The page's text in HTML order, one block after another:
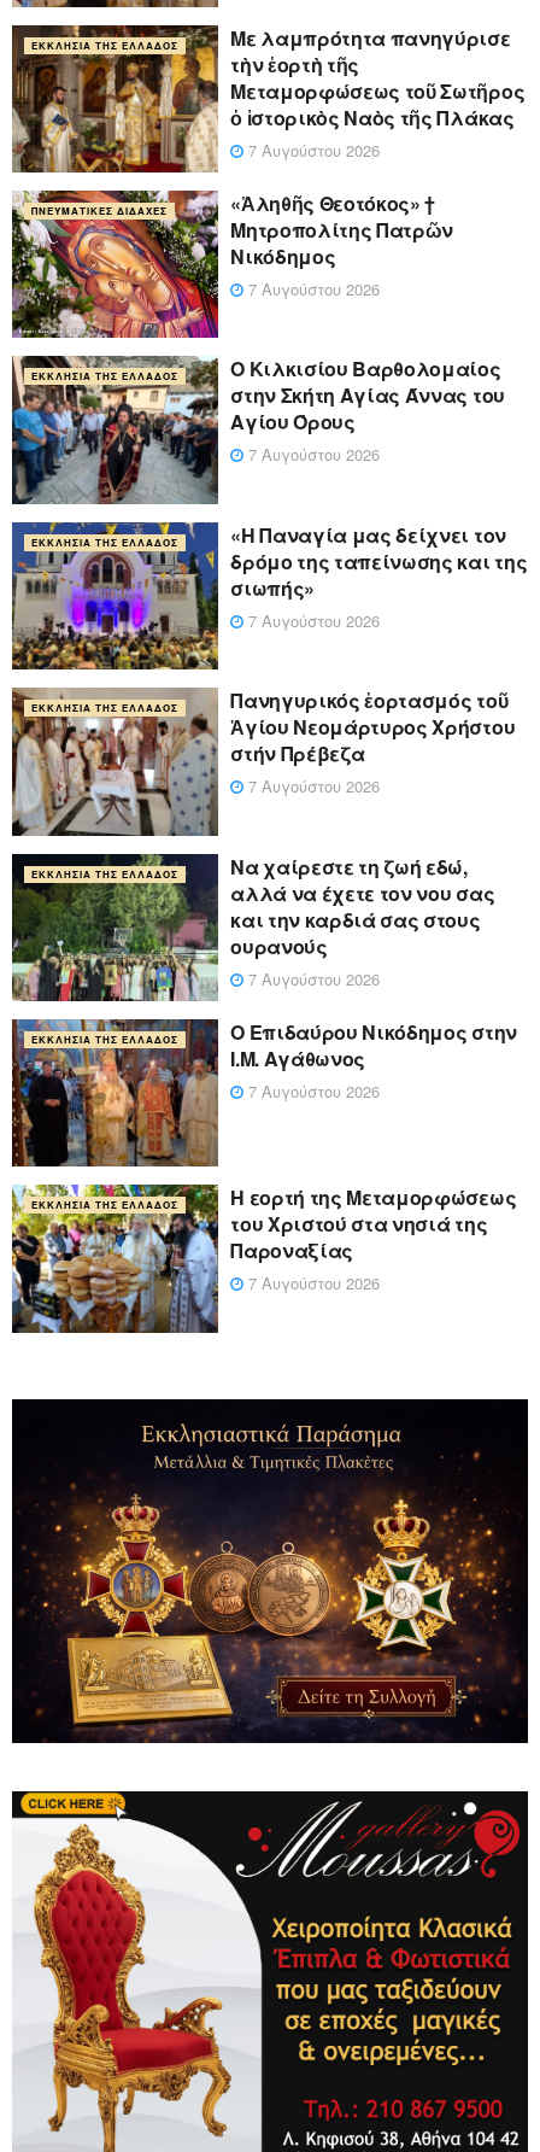
ΕΚΚΛΗΣΊΑ ΤΗΣ ΕΛΛΆΔΟΣ
Με λαμπρότητα πανηγύρισε
τὴν ἑορτὴ τῆς
Μεταμορφώσεως τοῦ Σωτῆρος
ὁ ἱστορικὸς Ναὸς τῆς Πλάκας
7 Αυγούστου 2026
ΠΝΕΥΜΑΤΙΚΈΣ ΔΙΔΑΧΈΣ
«Ἀληθῆς Θεοτόκος» †
Μητροπολίτης Πατρῶν
Νικόδημος
7 Αυγούστου 2026
ΕΚΚΛΗΣΊΑ ΤΗΣ ΕΛΛΆΔΟΣ
Ο Κιλκισίου Βαρθολομαίος
στην Σκήτη Αγίας Άννας του
Αγίου Όρους
7 Αυγούστου 2026
ΕΚΚΛΗΣΊΑ ΤΗΣ ΕΛΛΆΔΟΣ
«Η Παναγία μας δείχνει τον
δρόμο της ταπείνωσης και της
σιωπής»
7 Αυγούστου 2026
ΕΚΚΛΗΣΊΑ ΤΗΣ ΕΛΛΆΔΟΣ
Πανηγυρικός ἑορτασμός τοῦ
Ἁγίου Νεομάρτυρος Χρήστου
στήν Πρέβεζα
7 Αυγούστου 2026
ΕΚΚΛΗΣΊΑ ΤΗΣ ΕΛΛΆΔΟΣ
Να χαίρεστε τη ζωή εδώ,
αλλά να έχετε τον νου σας
και την καρδιά σας στους
ουρανούς
7 Αυγούστου 2026
ΕΚΚΛΗΣΊΑ ΤΗΣ ΕΛΛΆΔΟΣ
Ο Επιδαύρου Νικόδημος στην
Ι.Μ. Αγάθωνος
7 Αυγούστου 2026
ΕΚΚΛΗΣΊΑ ΤΗΣ ΕΛΛΆΔΟΣ
Η εορτή της Μεταμορφώσεως
του Χριστού στα νησιά της
Παροναξίας
7 Αυγούστου 2026